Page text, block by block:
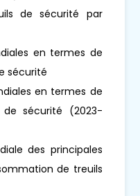
de sécurité par
en termes de
sécurité
en termes de
sécurité (2023-
des principales
de treuils